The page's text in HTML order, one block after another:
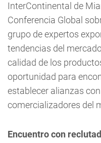
InterContinental de
Conferencia Global
grupo de expertos
tendencias del
calidad de los
oportunidad para
establecer alianzas
comercializadores del
Encuentro con